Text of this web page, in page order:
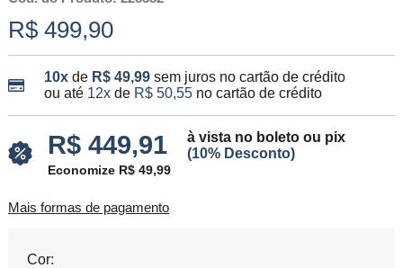
R$ 499,90
10xde R$ 49,99 sem juros no cartão de crédito
ou até 12xde R$ 50,55no cartão de crédito
R$ 449,91
à vista no boleto ou pix
(10% Desconto)
Economize R$ 49,99
Mais formas de pagamento
Cor: